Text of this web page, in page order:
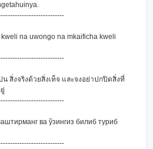
kweli na uwongo na mkaificha kweli
น สิ่งจริงด้วยสิ่งเท็จ และจงอย่าปกปิดสิ่งที่
ва ўзингиз билиб туриб